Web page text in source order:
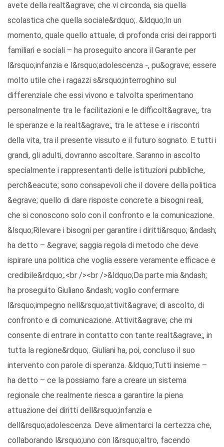
avete della realt&agrave; che vi circonda, sia quella
scolastica che quella sociale&rdquo;. &ldquo;In un
momento, quale quello attuale, di profonda crisi dei rapporti
familiari e sociali – ha proseguito ancora il Garante per
l&rsquo;infanzia e l&rsquo;adolescenza -, pu&ograve; essere
molto utile che i ragazzi s&rsquo;interroghino sul
differenziale che essi vivono e talvolta sperimentano
personalmente tra le facilitazioni e le difficolt&agrave;, tra
le speranze e la realt&agrave;, tra le attese e i riscontri
della vita, tra il presente vissuto e il futuro sognato. E tutti i
grandi, gli adulti, dovranno ascoltare. Saranno in ascolto
specialmente i rappresentanti delle istituzioni pubbliche,
perch&eacute; sono consapevoli che il dovere della politica
&egrave; quello di dare risposte concrete a bisogni reali,
che si conoscono solo con il confronto e la comunicazione.
&lsquo;Rilevare i bisogni per garantire i diritti&rsquo; &ndash;
ha detto – &egrave; saggia regola di metodo che deve
ispirare una politica che voglia essere veramente efficace e
credibile&rdquo;.<br /><br />&ldquo;Da parte mia &ndash;
ha proseguito Giuliano &ndash; voglio confermare
l&rsquo;impegno nell&rsquo;attivit&agrave; di ascolto, di
confronto e di comunicazione. Attivit&agrave; che mi
consente di entrare in contatto con tante realt&agrave;, in
tutta la regione&rdquo;. Giuliani ha, poi, concluso il suo
intervento con parole di speranza. &ldquo;Tutti insieme –
ha detto – ce la possiamo fare a creare un sistema
regionale che realmente riesca a garantire la piena
attuazione dei diritti dell&rsquo;infanzia e
dell&rsquo;adolescenza. Deve alimentarci la certezza che,
collaborando l&rsquo;uno con l&rsquo;altro, facendo